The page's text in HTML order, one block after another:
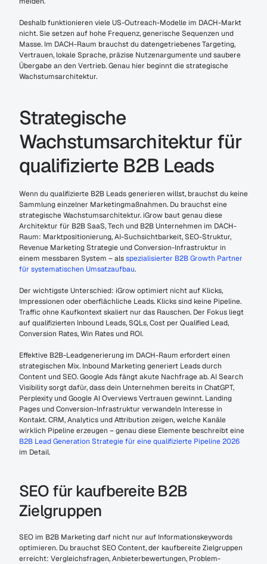
Deshalb funktionieren viele US-Outreach-Modelle im DACH-Markt
nicht. Sie setzen auf hohe Frequenz, generische Sequenzen und
Masse. Im DACH-Raum brauchst du datengetriebenes Targeting,
Vertrauen, lokale Sprache, präzise Nutzenargumente und saubere
Übergabe an den Vertrieb. Genau hier beginnt die strategische
Wachstumsarchitektur.
Strategische
Wachstumsarchitektur für
qualifizierte B2B Leads
Wenn du qualifizierte B2B Leads generieren willst, brauchst du keine
Sammlung einzelner Marketingmaßnahmen. Du brauchst eine
strategische Wachstumsarchitektur. iGrow baut genau diese
Architektur für B2B SaaS, Tech und B2B Unternehmen im DACH-
Raum: Marktpositionierung, AI-Suchsichtbarkeit, SEO-Struktur,
Revenue Marketing Strategie und Conversion-Infrastruktur in
einem messbaren System – als spezialisierter B2B Growth Partner
für systematischen Umsatzaufbau.
Der wichtigste Unterschied: iGrow optimiert nicht auf Klicks,
Impressionen oder oberflächliche Leads. Klicks sind keine Pipeline.
Traffic ohne Kaufkontext skaliert nur das Rauschen. Der Fokus liegt
auf qualifizierten Inbound Leads, SQLs, Cost per Qualified Lead,
Conversion Rates, Win Rates und ROI.
Effektive B2B-Leadgenerierung im DACH-Raum erfordert einen
strategischen Mix. Inbound Marketing generiert Leads durch
Content und SEO. Google Ads fängt akute Nachfrage ab. AI Search
Visibility sorgt dafür, dass dein Unternehmen bereits in ChatGPT,
Perplexity und Google AI Overviews Vertrauen gewinnt. Landing
Pages und Conversion-Infrastruktur verwandeln Interesse in
Kontakt. CRM, Analytics und Attribution zeigen, welche Kanäle
B2B Lead Generation Strategie für eine qualifizierte Pipeline 2026
im Detail.
SEO für kaufbereite B2B
Zielgruppen
SEO im B2B Marketing darf nicht nur auf Informationskeywords
optimieren. Du brauchst SEO Content, der kaufbereite Zielgruppen
erreicht: Vergleichsfragen, Anbieterbewertungen, Problem-